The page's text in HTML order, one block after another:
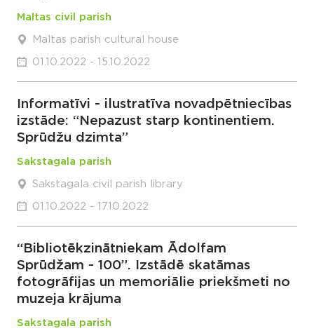
Maltas civil parish
Maltas parish cultural house
01.10.2022 - 15.10.2022
Informatīvi - ilustratīva novadpētniecības
izstāde: “Nepazust starp kontinentiem.
Sprūdžu dzimta”
Sakstagala parish
Sakstagala civil parish library
01.10.2022 - 17.10.2022
“Bibliotēkzinātniekam Ādolfam
Sprūdžam - 100”. Izstādē skatāmas
fotogrāfijas un memoriālie priekšmeti no
muzeja krājuma
Sakstagala parish